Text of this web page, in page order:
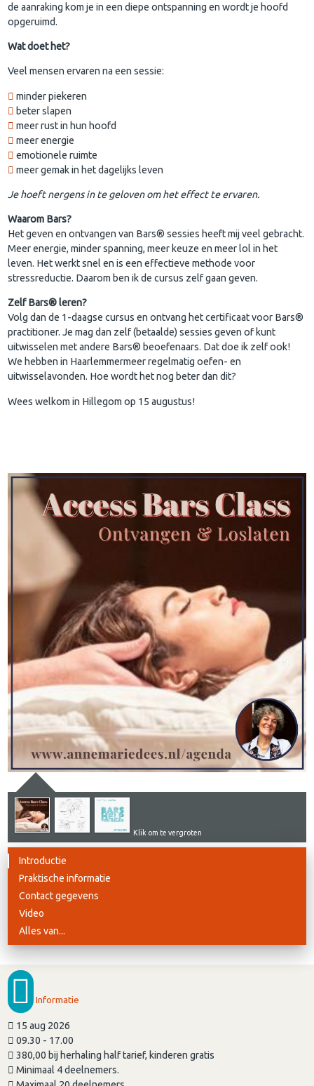
de aanraking kom je in een diepe ontspanning en wordt je hoofd
opgeruimd.
Wat doet het?
Veel mensen ervaren na een sessie:
minder piekeren
beter slapen
meer rust in hun hoofd
meer energie
emotionele ruimte
meer gemak in het dagelijks leven
Je hoeft nergens in te geloven om het effect te ervaren.
Waarom Bars?
Het geven en ontvangen van Bars® sessies heeft mij veel gebracht.
Meer energie, minder spanning, meer keuze en meer lol in het
leven. Het werkt snel en is een effectieve methode voor
stressreductie. Daarom ben ik de cursus zelf gaan geven.
Zelf Bars® leren?
Volg dan de 1-daagse cursus en ontvang het certificaat voor Bars®
practitioner. Je mag dan zelf (betaalde) sessies geven of kunt
uitwisselen met andere Bars® beoefenaars. Dat doe ik zelf ook!
We hebben in Haarlemmermeer regelmatig oefen- en
uitwisselavonden. Hoe wordt het nog beter dan dit?
Wees welkom in Hillegom op 15 augustus!
Klik om te vergroten
Introductie
Praktische informatie
Contact gegevens
Video
Alles van...
Informatie
15 aug 2026
09.30 - 17.00
380,00 bij herhaling half tarief, kinderen gratis
Minimaal 4 deelnemers.